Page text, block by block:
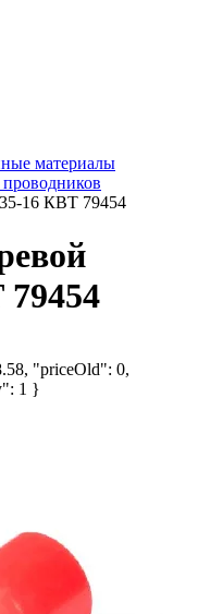
материалы
16 КВТ 79454
"priceOld": 0,
1 }